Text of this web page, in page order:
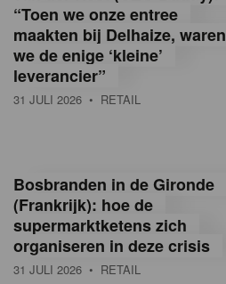
M
a
g
a
n
e
“Toen we onze entree
maakten bij Delhaize, waren
we de enige ‘kleine’
leverancier”
31 JULI 2026 • RETAIL
Bosbranden in de Gironde
(Frankrijk): hoe de
supermarktketens zich
organiseren in deze crisis
31 JULI 2026 • RETAIL